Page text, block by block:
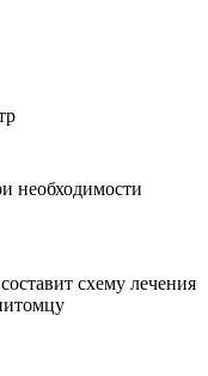
необходимости
схему лечения